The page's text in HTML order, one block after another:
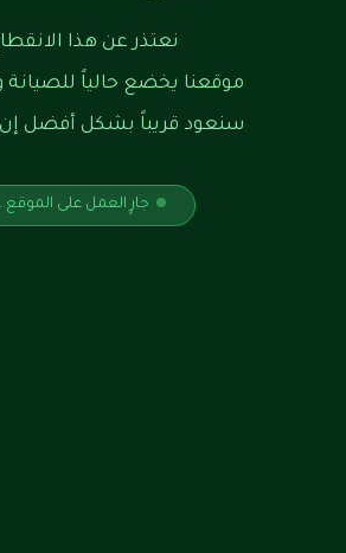
نعتذر عن هذا
موقعنا يخضع حالياً للصيانة
سنعود قريباً بشكل أفضل إن
جارٍ العمل على